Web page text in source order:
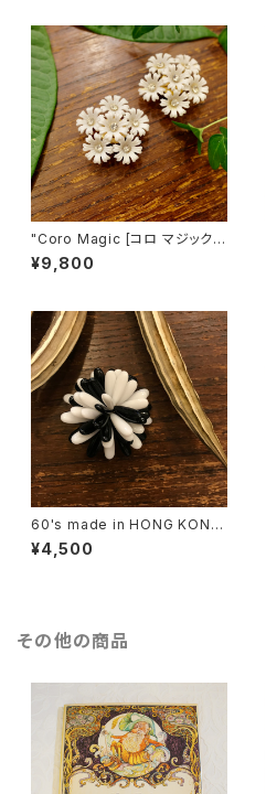
"Coro Magic [コロ マジック]"
60's NY買い付け 可憐な白い
花束のような磁石留めヴィンテ
¥9,800
60's made in HONG KONG
Black & White Flower Motif
ヴィンテージブローチ [BV-40
¥4,500
その他の商品